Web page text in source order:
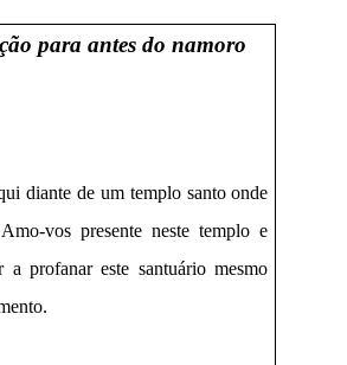
para antes do namoro
diante de um templo santo onde
vos presente neste templo e
a profanar este santuário mesmo